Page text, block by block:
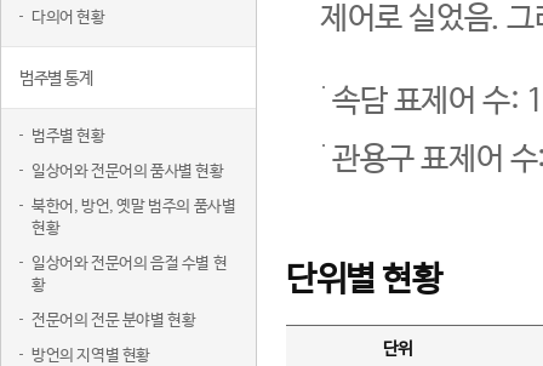
다의어 현황
범주별 통계
범주별 현황
일상어와 전문어의 품사별 현황
북한어, 방언, 옛말 범주의 품사별
현황
일상어와 전문어의 음절 수별 현
황
전문어의 전문 분야별 현황
방언의 지역별 현황
제어로 실었음.
속담 표제어 수:
관용구 표제어
단위별 현황
단위